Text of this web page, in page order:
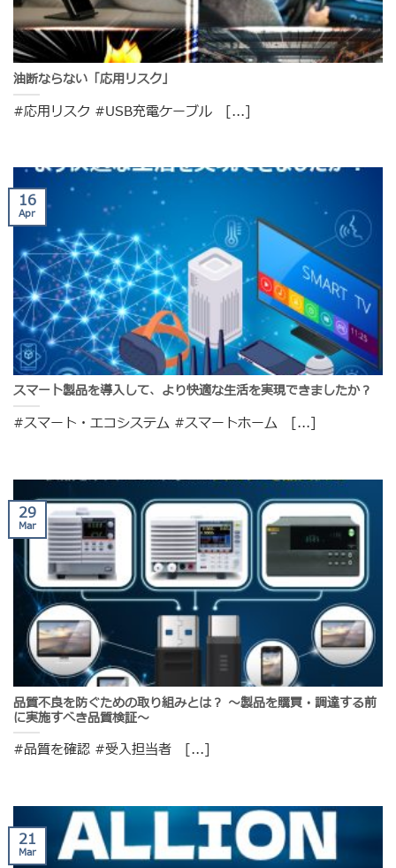
油断ならない「応用リスク」
#応用リスク #USB充電ケーブル [...]
スマート製品を導入して、より快適な生活を実現できましたか？
#スマート・エコシステム #スマートホーム [...]
16
Apr
品質不良を防ぐための取り組みとは？ ～製品を購買・調達する前
に実施すべき品質検証～
#品質を確認 #受入担当者 [...]
29
Mar
21
Mar